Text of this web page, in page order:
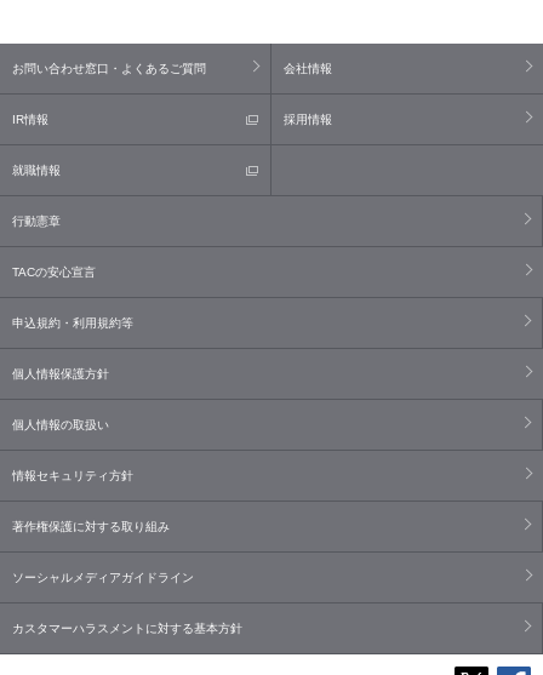
お問い合わせ窓口・よくあるご質問 会社情報
IR情報 採用情報
就職情報
行動憲章
TACの安心宣言
申込規約・利用規約等
個人情報保護方針
個人情報の取扱い
情報セキュリティ方針
著作権保護に対する取り組み
ソーシャルメディアガイドライン
カスタマーハラスメントに対する基本方針